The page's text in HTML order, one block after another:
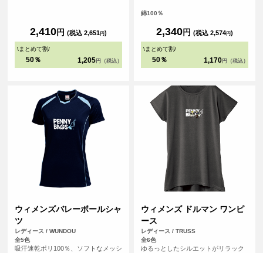
2,410円 (税込 2,651円)
\まとめて割/
50％ 1,205 円（税込）
綿100％
2,340円 (税込 2,574円)
\まとめて割/
50％ 1,170 円（税込）
ウィメンズバレーボールシャ
ツ
レディース / WUNDOU
全5色
吸汗速乾ポリ100％、ソフトなメッシ
ウィメンズ ドルマン ワンピ
ース
レディース / TRUSS
全6色
ゆるっとしたシルエットがリラック